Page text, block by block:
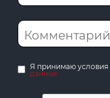
Я принимаю условия
данных